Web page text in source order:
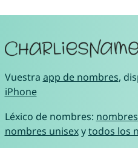
Vuestra app de nombres,
iPhone
Léxico de nombres:
nombres unisexytodos los